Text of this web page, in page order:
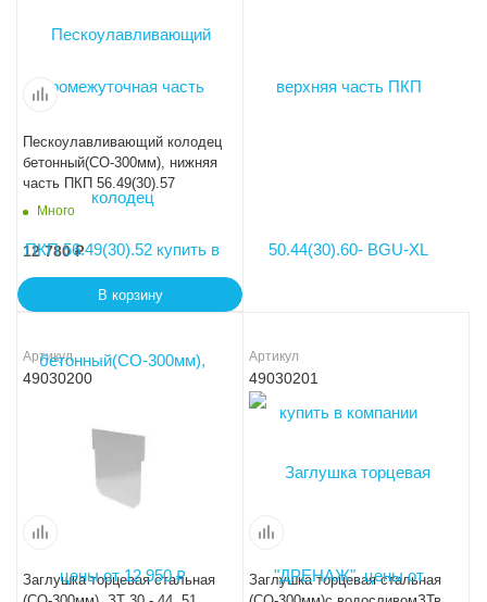
Пескоулавливающий колодец
бетонный(СО-300мм), нижняя
часть ПКП 56.49(30).57
Много
12 780₽
В корзину
Артикул
49030200
Заглушка торцевая стальная
Артикул
49030201
Заглушка торцевая стальная